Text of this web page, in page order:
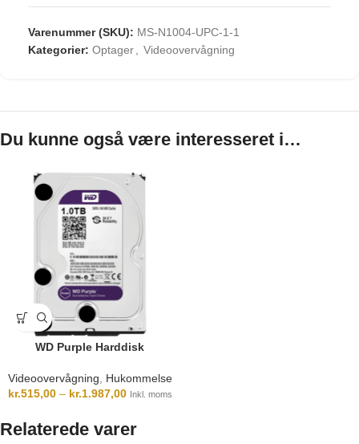
Varenummer (SKU): MS-N1004-UPC-1-1
Kategorier: Optager, Videoovervågning
Du kunne også være interesseret i…
WD Purple Harddisk
Videoovervågning, Hukommelse
kr.515,00– kr.1.987,00 Inkl. moms
Relaterede varer